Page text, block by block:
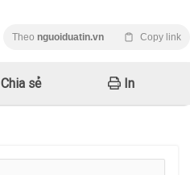
Theo nguoiduatin.vn Copy link
Chia sẻ In